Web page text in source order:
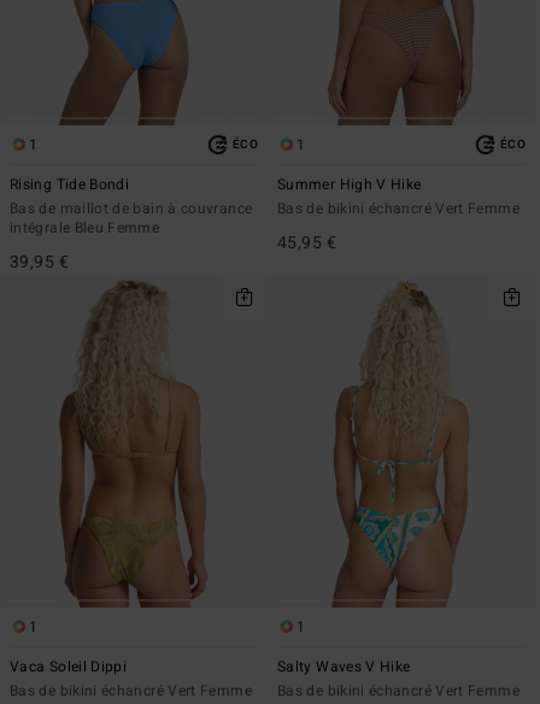
1 ÉCO
Rising Tide Bondi
Bas de maillot de bain à couvrance
intégrale Bleu Femme
39,95 €
1 ÉCO
Summer High V Hike
Bas de bikini échancré Vert Femme
45,95 €
1
Vaca Soleil Dippi
Bas de bikini échancré Vert Femme
1
Salty Waves V Hike
Bas de bikini échancré Vert Femme